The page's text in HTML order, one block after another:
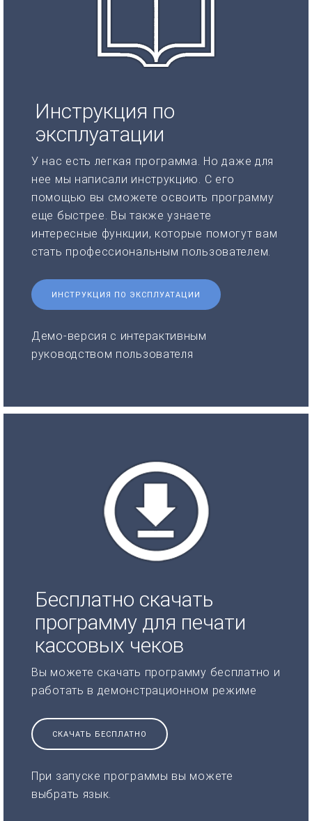
Инструкция по
эксплуатации
У нас есть легкая программа. Но даже для
нее мы написали инструкцию. С его
помощью вы сможете освоить программу
еще быстрее. Вы также узнаете
интересные функции, которые помогут вам
стать профессиональным пользователем.
ИНСТРУКЦИЯ ПО ЭКСПЛУАТАЦИИ
Демо-версия с интерактивным
руководством пользователя
Бесплатно скачать
программу для печати
кассовых чеков
Вы можете скачать программу бесплатно и
работать в демонстрационном режиме
СКАЧАТЬ БЕСПЛАТНО
При запуске программы вы можете
выбрать язык.